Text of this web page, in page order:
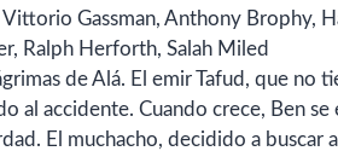
Vittorio Gassman, Anthony Brophy,
Ralph Herforth, Salah Miled
de Alá. El emir Tafud, que no
al accidente. Cuando crece, Ben se
El muchacho, decidido a buscar